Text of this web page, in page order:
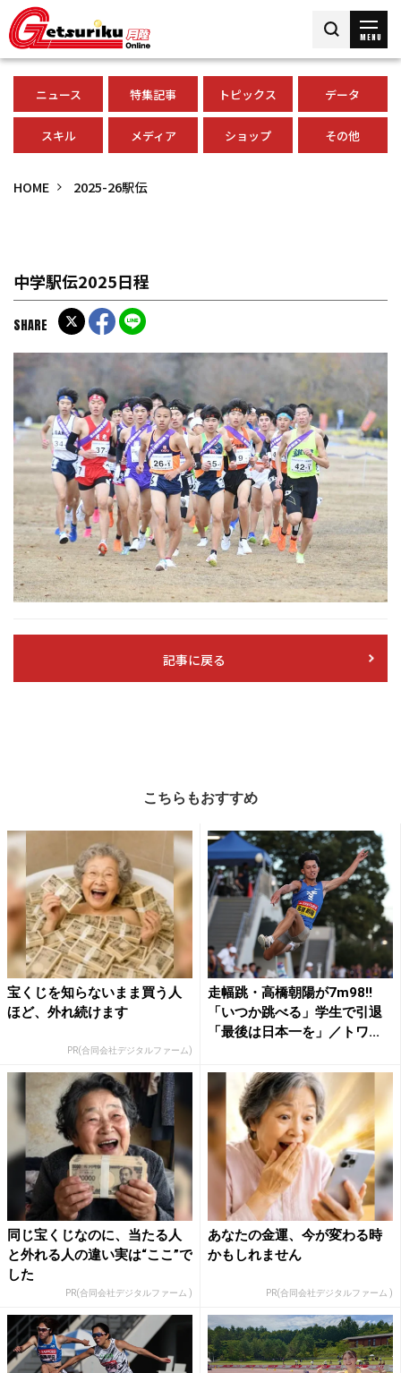
MENU
ニュース 特集記事 トピックス データ
スキル メディア ショップ その他
HOME 2025-26駅伝
中学駅伝2025日程
SHARE
記事に戻る
こちらもおすすめ
宝くじを知らないまま買う人
ほど、外れ続けます
PR(合同会社デジタルファーム)
走幅跳・高橋朝陽が7m98!!
「いつか跳べる」学生で引退
「最後は日本一を」／トワ...
同じ宝くじなのに、当たる人
と外れる人の違い実は“ここ”で
した
PR(合同会社デジタルファーム )
あなたの金運、今が変わる時
かもしれません
PR(合同会社デジタルファーム )